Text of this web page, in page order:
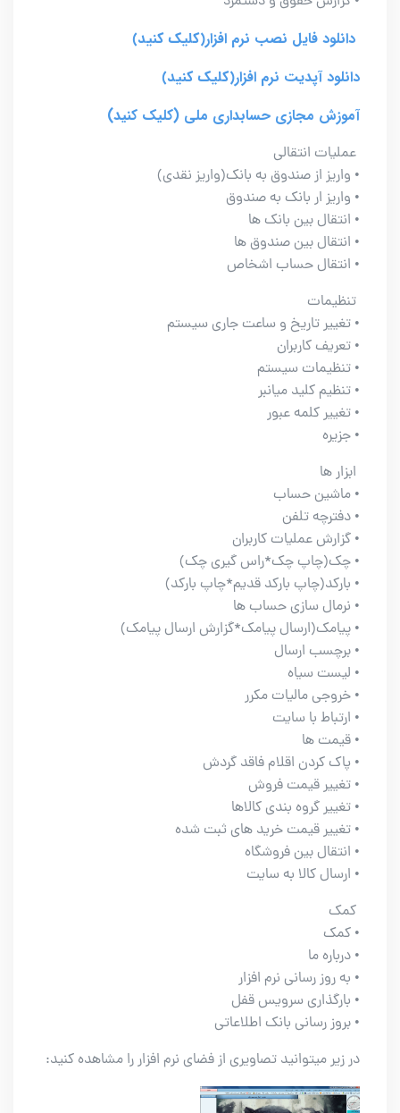
دانلود فایل نصب نرم افزار(کلیک کنید)
دانلود آپدیت نرم افزار(کلیک کنید)
آموزش مجازی حسابداری ملی (کلیک کنید)
عملیات انتقالی
• واریز از صندوق به بانک(واریز نقدی)
• واریز ار بانک به صندوق
• انتقال بین بانک ها
• انتقال بین صندوق ها
• انتقال حساب اشخاص
تنظیمات
• تغییر تاریخ و ساعت جاری سیستم
• تعریف کاربران
• تنظیمات سیستم
• تنظیم کلید میانبر
• تغییر کلمه عبور
• جزیره
ابزار ها
• ماشین حساب
• دفترچه تلفن
• گزارش عملیات کاربران
• چک(چاپ چک*راس گیری چک)
• بارکد(چاپ بارکد قدیم*چاپ بارکد)
• نرمال سازی حساب ها
• پیامک(ارسال پیامک*گزارش ارسال پیامک)
• برچسب ارسال
• لیست سیاه
• خروجی مالیات مکرر
• ارتباط با سایت
• قیمت ها
• پاک کردن اقلام فاقد گردش
• تغییر قیمت فروش
• تغییر گروه بندی کالاها
• تغییر قیمت خرید های ثبت شده
• انتقال بین فروشگاه
• ارسال کالا به سایت
کمک
• کمک
• درباره ما
• به روز رسانی نرم افزار
• بارگذاری سرویس قفل
• بروز رسانی بانک اطلاعاتی
در زیر میتوانید تصاویری از فضای نرم افزار را مشاهده کنید: